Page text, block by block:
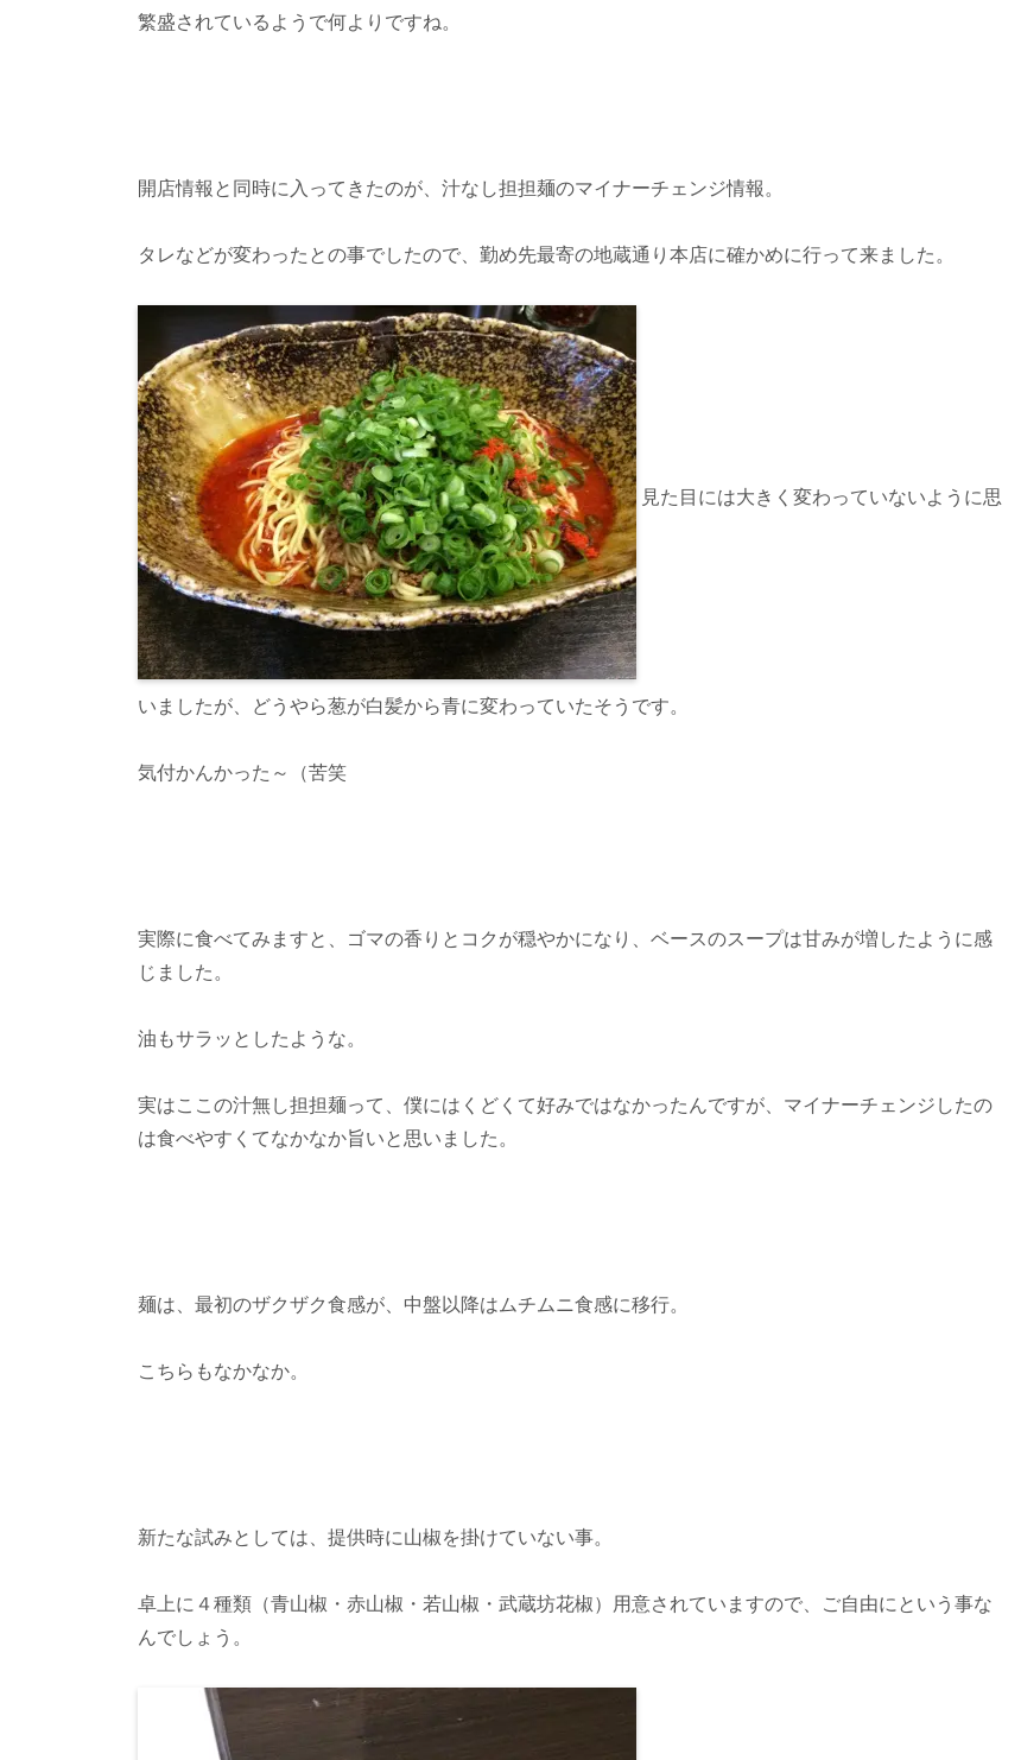
繁盛されているようで何よりですね。
開店情報と同時に入ってきたのが、汁なし担担麺のマイナーチェンジ情報。
タレなどが変わったとの事でしたので、勤め先最寄の地蔵通り本店に確かめに行って来ました。
見た目には大きく変わっていないように思
いましたが、どうやら葱が白髪から青に変わっていたそうです。
気付かんかった～（苦笑
実際に食べてみますと、ゴマの香りとコクが穏やかになり、ベースのスープは甘みが増したように感
じました。
油もサラッとしたような。
実はここの汁無し担担麺って、僕にはくどくて好みではなかったんですが、マイナーチェンジしたの
は食べやすくてなかなか旨いと思いました。
麺は、最初のザクザク食感が、中盤以降はムチムニ食感に移行。
こちらもなかなか。
新たな試みとしては、提供時に山椒を掛けていない事。
卓上に４種類（青山椒・赤山椒・若山椒・武蔵坊花椒）用意されていますので、ご自由にという事な
んでしょう。